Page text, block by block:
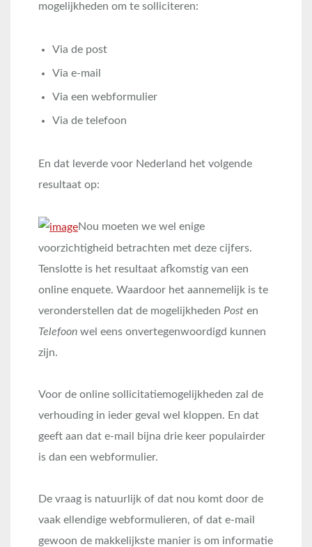
mogelijkheden om te solliciteren:
Via de post
Via e-mail
Via een webformulier
Via de telefoon
En dat leverde voor Nederland het volgende
resultaat op:
Nou moeten we wel enige
voorzichtigheid betrachten met deze cijfers.
Tenslotte is het resultaat afkomstig van een
online enquete. Waardoor het aannemelijk is te
veronderstellen dat de mogelijkheden Post en
Telefoon wel eens onvertegenwoordigd kunnen
zijn.
Voor de online sollicitatiemogelijkheden zal de
verhouding in ieder geval wel kloppen. En dat
geeft aan dat e-mail bijna drie keer populairder
is dan een webformulier.
De vraag is natuurlijk of dat nou komt door de
vaak ellendige webformulieren, of dat e-mail
gewoon de makkelijkste manier is om informatie